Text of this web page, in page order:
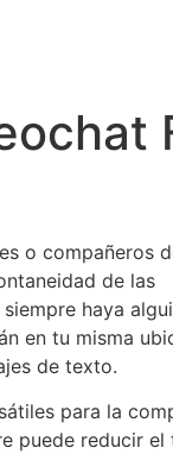
o compañeros
de las
haya
en tu misma
de texto.
para la
puede reducir el